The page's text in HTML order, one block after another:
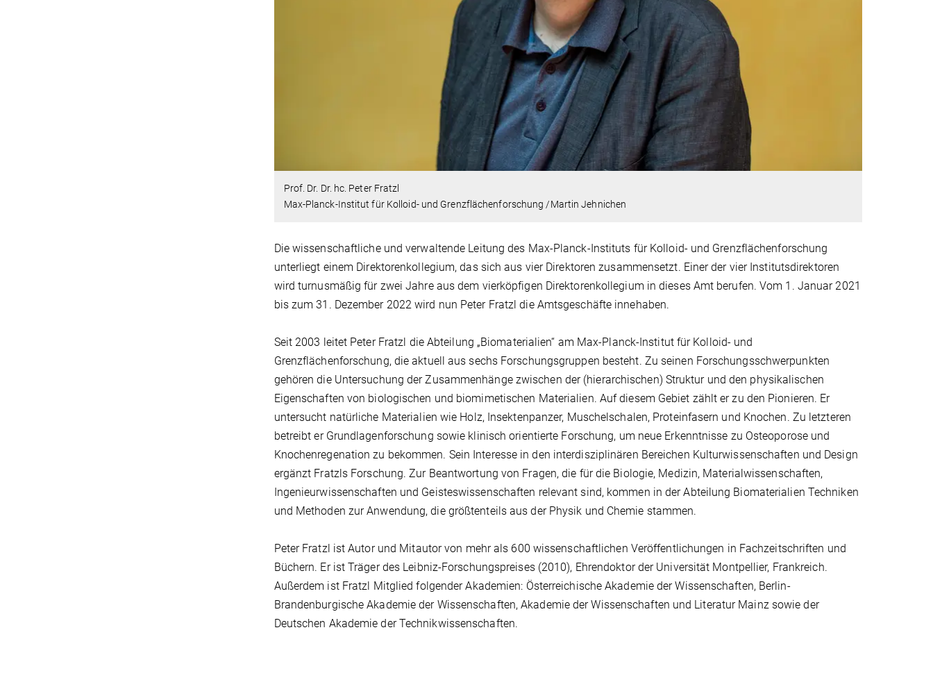
Prof. Dr. Dr. hc. Peter Fratzl
Max-Planck-Institut für Kolloid- und Grenzflächenforschung /Martin Jehnichen
Die wissenschaftliche und verwaltende Leitung des Max-Planck-Instituts für Kolloid- und Grenzflächenforschung
unterliegt einem Direktorenkollegium, das sich aus vier Direktoren zusammensetzt. Einer der vier Institutsdirektoren
wird turnusmäßig für zwei Jahre aus dem vierköpfigen Direktorenkollegium in dieses Amt berufen. Vom 1. Januar 2021
bis zum 31. Dezember 2022 wird nun Peter Fratzl die Amtsgeschäfte innehaben.
Seit 2003 leitet Peter Fratzl die Abteilung „Biomaterialien“ am Max-Planck-Institut für Kolloid- und
Grenzflächenforschung, die aktuell aus sechs Forschungsgruppen besteht. Zu seinen Forschungsschwerpunkten
gehören die Untersuchung der Zusammenhänge zwischen der (hierarchischen) Struktur und den physikalischen
Eigenschaften von biologischen und biomimetischen Materialien. Auf diesem Gebiet zählt er zu den Pionieren. Er
untersucht natürliche Materialien wie Holz, Insektenpanzer, Muschelschalen, Proteinfasern und Knochen. Zu letzteren
betreibt er Grundlagenforschung sowie klinisch orientierte Forschung, um neue Erkenntnisse zu Osteoporose und
Knochenregenation zu bekommen. Sein Interesse in den interdisziplinären Bereichen Kulturwissenschaften und Design
ergänzt Fratzls Forschung. Zur Beantwortung von Fragen, die für die Biologie, Medizin, Materialwissenschaften,
Ingenieurwissenschaften und Geisteswissenschaften relevant sind, kommen in der Abteilung Biomaterialien Techniken
und Methoden zur Anwendung, die größtenteils aus der Physik und Chemie stammen.
Peter Fratzl ist Autor und Mitautor von mehr als 600 wissenschaftlichen Veröffentlichungen in Fachzeitschriften und
Büchern. Er ist Träger des Leibniz-Forschungspreises (2010), Ehrendoktor der Universität Montpellier, Frankreich.
Außerdem ist Fratzl Mitglied folgender Akademien: Österreichische Akademie der Wissenschaften, Berlin-
Brandenburgische Akademie der Wissenschaften, Akademie der Wissenschaften und Literatur Mainz sowie der
Deutschen Akademie der Technikwissenschaften.